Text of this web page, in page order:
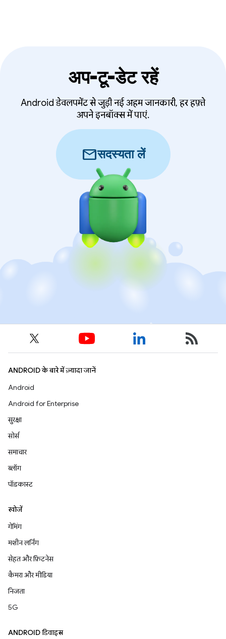
अप-टू-डेट रहें
Android डेवलपमेंट से जुड़ी नई अहम जानकारी, हर हफ़्ते
अपने इनबॉक्स में पाएं.
mailसदस्यता लें
ANDROID के बारे में ज़्यादा जानें
Android
Android for Enterprise
सुरक्षा
सोर्स
समाचार
ब्लॉग
पॉडकास्ट
खोजें
गेमिंग
मशीन लर्निंग
सेहत और फ़िटनेस
कैमरा और मीडिया
निजता
5G
ANDROID डिवाइस